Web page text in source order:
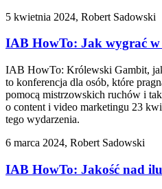
5 kwietnia 2024, Robert Sadowski
IAB HowTo: Jak wygrać
IAB HowTo: Królewski Gambit,
to konferencja dla osób, które
pomocą mistrzowskich ruchów i
o content i video marketingu 23
tego wydarzenia.
6 marca 2024, Robert Sadowski
IAB HowTo: Jakość nad